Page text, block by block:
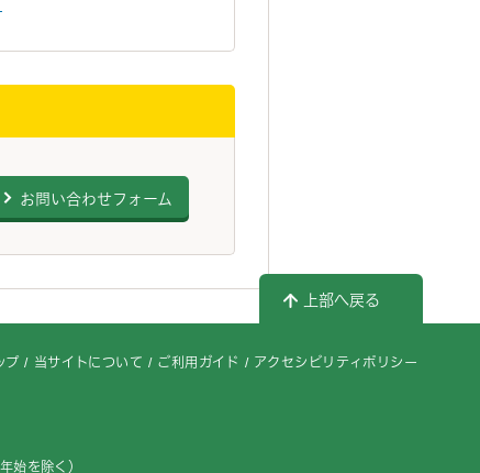
お問い合わせフォーム
上部へ戻る
プ 当サイトについて ご利用ガイド アクセシビリティポリシー
始を除く）